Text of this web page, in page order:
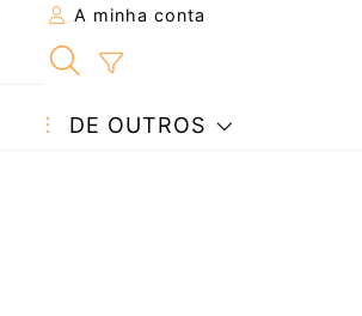
A minha conta
DE OUTROS